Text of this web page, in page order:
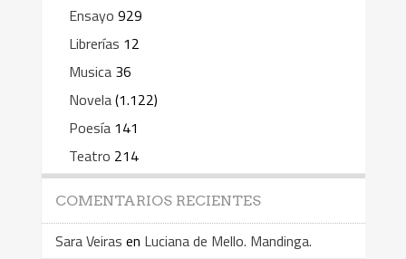
Ensayo 929
Librerías 12
Musica 36
Novela(1.122)
Poesía 141
Teatro 214
COMENTARIOS RECIENTES
Sara Veiras en Luciana de Mello. Mandinga.